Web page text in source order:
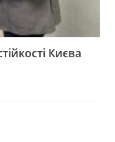
Києва